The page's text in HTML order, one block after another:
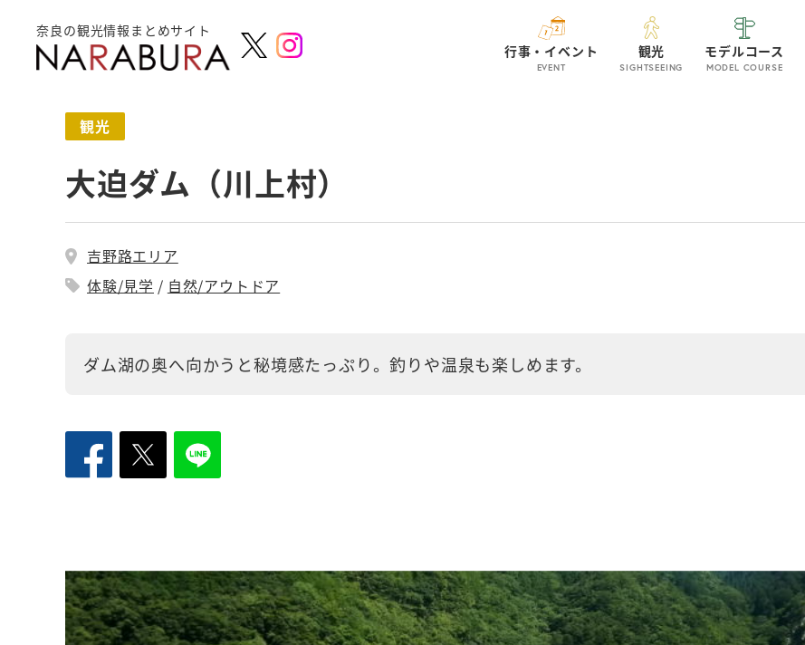
奈良の観光情報まとめサイト
行事・イベント
EVENT
観光
SIGHTSEEING
モデルコース
MODEL COURSE
観光
大迫ダム（川上村）
吉野路エリア
体験/見学
自然/アウトドア
ダム湖の奥へ向かうと秘境感たっぷり。釣りや温泉も楽しめます。